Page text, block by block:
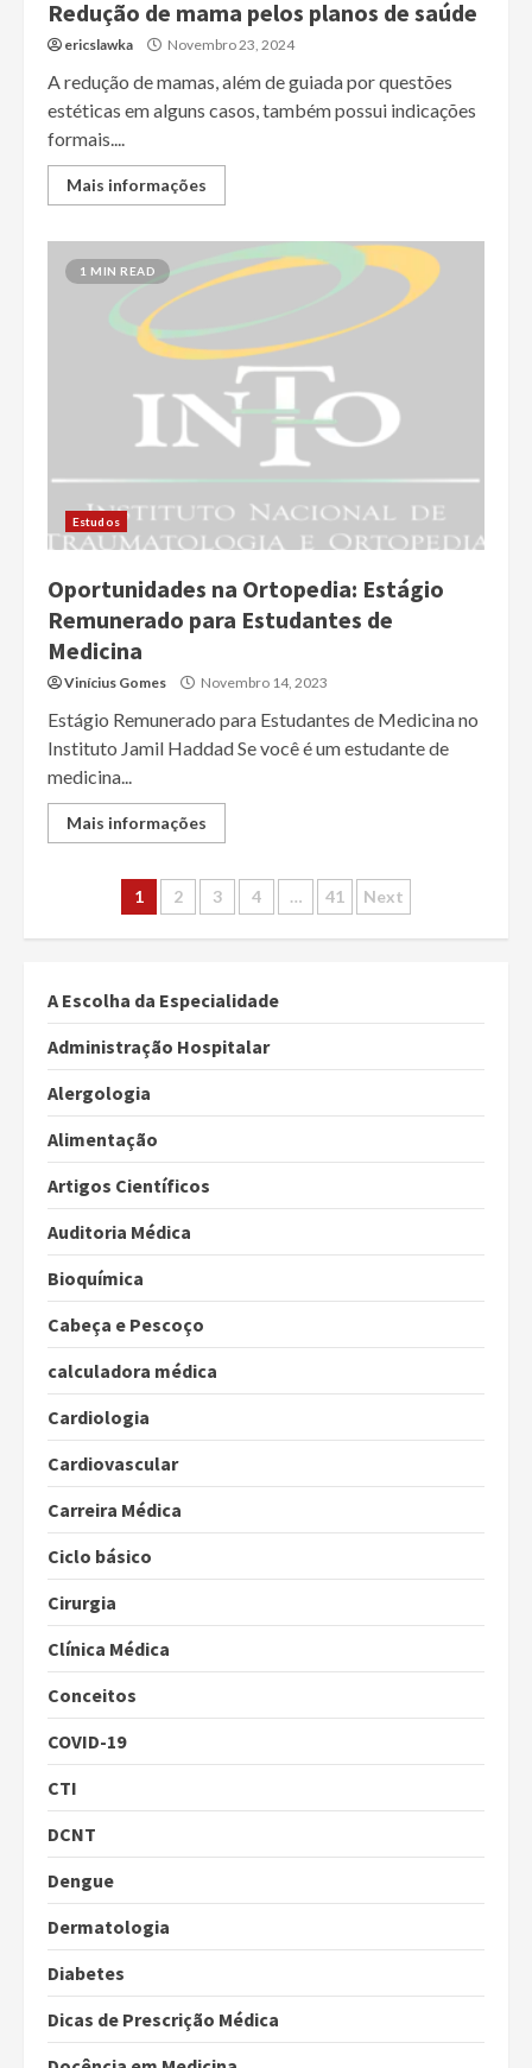
Redução de mama pelos planos de saúde
ericslawka Novembro 23, 2024
A redução de mamas, além de guiada por questões
estéticas em alguns casos, também possui indicações
formais....
Mais informações
1 MIN READ
Estudos
Oportunidades na Ortopedia: Estágio
Remunerado para Estudantes de
Medicina
Vinícius Gomes Novembro 14, 2023
Estágio Remunerado para Estudantes de Medicina no
Instituto Jamil Haddad Se você é um estudante de
medicina...
Mais informações
Paginação
dos
conteúdos
1 2 3 4 … 41 Next
A Escolha da Especialidade
Administração Hospitalar
Alergologia
Alimentação
Artigos Científicos
Auditoria Médica
Bioquímica
Cabeça e Pescoço
calculadora médica
Cardiologia
Cardiovascular
Carreira Médica
Ciclo básico
Cirurgia
Clínica Médica
Conceitos
COVID-19
CTI
DCNT
Dengue
Dermatologia
Diabetes
Dicas de Prescrição Médica